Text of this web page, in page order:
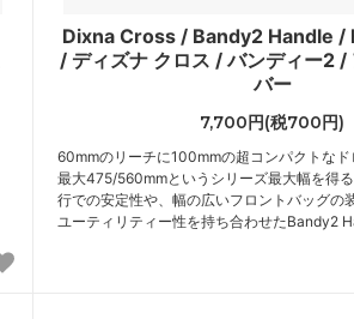
Dixna Cross / Bandy2 Handle /
/ ディズナ クロス / バンディー2 /
バー
7,700円(税700円)
60mmのリーチに100mmの超コンパクトなド
最大475/560mmというシリーズ最大幅を得
行での安定性や、幅の広いフロントバッグの
ユーティリティー性を持ち合わせたBandy2